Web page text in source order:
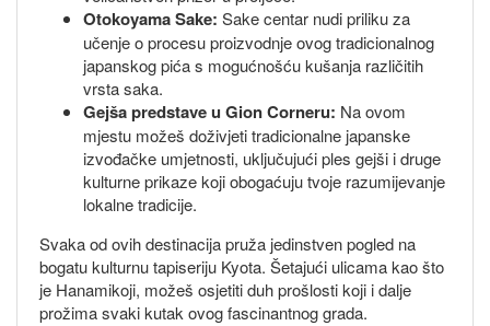
Otokoyama Sake: Sake centar nudi priliku za
učenje o procesu proizvodnje ovog tradicionalnog
japanskog pića s mogućnošću kušanja različitih
vrsta saka.
Gejša predstave u Gion Corneru: Na ovom
mjestu možeš doživjeti tradicionalne japanske
izvođačke umjetnosti, uključujući ples gejši i druge
kulturne prikaze koji obogaćuju tvoje razumijevanje
lokalne tradicije.
Svaka od ovih destinacija pruža jedinstven pogled na
bogatu kulturnu tapiseriju Kyota. Šetajući ulicama kao što
je Hanamikoji, možeš osjetiti duh prošlosti koji i dalje
prožima svaki kutak ovog fascinantnog grada.